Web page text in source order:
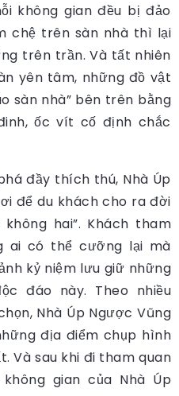
không gian đều bị đảo
chệ trên sàn nhà thì lại
trên trần. Và tất nhiên
yên tâm, những đồ vật
sàn nhà” bên trên bằng
ốc vít cố định chắc
đầy thích thú, Nhà Úp
để du khách cho ra đời
hai”. Khách tham
ai có thể cưỡng lại mà
kỷ niệm lưu giữ những
đáo này. Theo nhiều
Nhà Úp Ngược Vũng
địa điểm chụp hình
Và sau khi đi tham quan
gian của Nhà Úp